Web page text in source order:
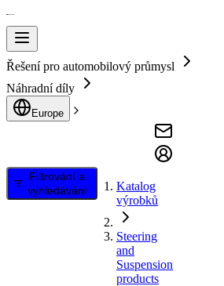
Řešení pro automobilový průmysl
Náhradní díly
Europe
Filtrování a
vyhledávání
Katalog
výrobků
Steering
and
Suspension
products